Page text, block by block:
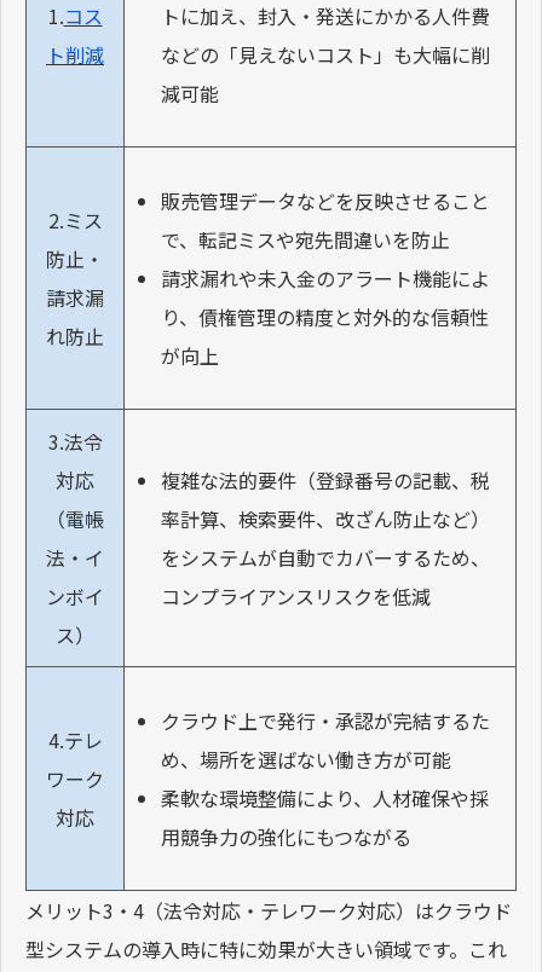
1.コス
ト削減
トに加え、封入・発送にかかる人件費
などの「見えないコスト」も大幅に削
減可能
2.ミス
防止・
請求漏
れ防止
販売管理データなどを反映させること
で、転記ミスや宛先間違いを防止
請求漏れや未入金のアラート機能によ
り、債権管理の精度と対外的な信頼性
が向上
3.法令
対応
（電帳
法・イ
ンボイ
ス）
複雑な法的要件（登録番号の記載、税
率計算、検索要件、改ざん防止など）
をシステムが自動でカバーするため、
コンプライアンスリスクを低減
4.テレ
ワーク
対応
クラウド上で発行・承認が完結するた
め、場所を選ばない働き方が可能
柔軟な環境整備により、人材確保や採
用競争力の強化にもつながる
メリット3・4（法令対応・テレワーク対応）はクラウド
型システムの導入時に特に効果が大きい領域です。これ